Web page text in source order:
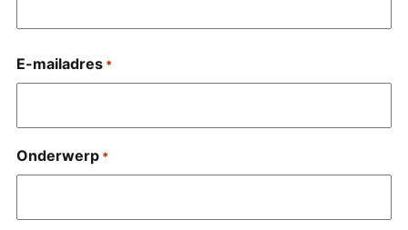
E-mailadres *
Onderwerp *